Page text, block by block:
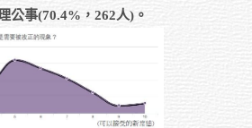
公事(70.4%，262人)。